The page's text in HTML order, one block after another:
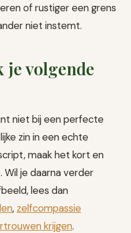
of rustiger een grens
niet instemt.
je volgende
niet bij een perfecte
zin in een echte
maak het kort en
je daarna verder
lees dan
, zelfcompassie
krijgen.